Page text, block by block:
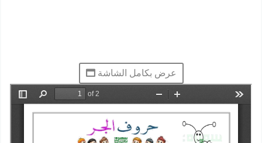
عرض بكامل الشاشة